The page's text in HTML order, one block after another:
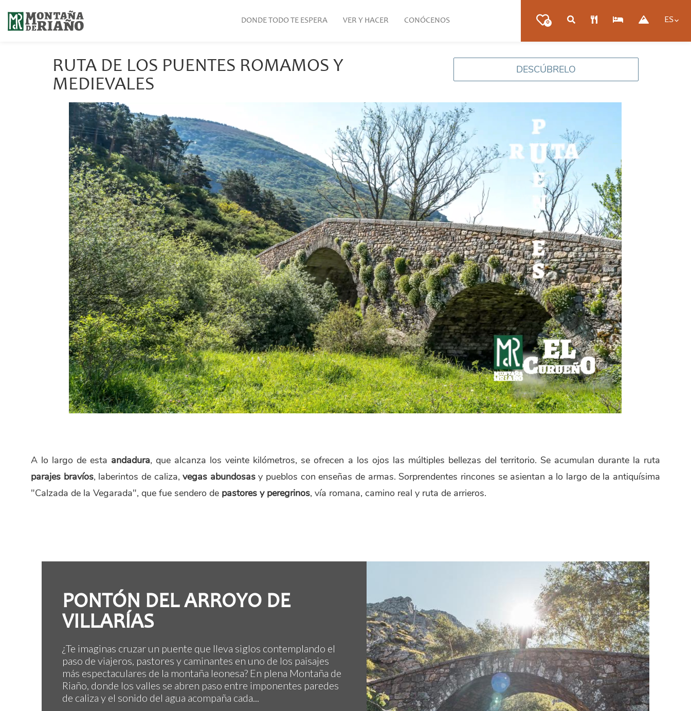
0 ES
DONDE TODO TE ESPERA VER Y HACER CONÓCENOS
RUTA DE LOS PUENTES ROMAMOS Y
MEDIEVALES
DESCÚBRELO
A lo largo de esta andadura, que alcanza los veinte kilómetros, se ofrecen a los ojos las múltiples bellezas del territorio. Se acumulan durante la ruta
parajes bravíos, laberintos de caliza,vegas abundosasy pueblos con enseñas de armas. Sorprendentes rincones se asientan a lo largo de la antiquísima
"Calzada de la Vegarada", que fue sendero de pastores y peregrinos, vía romana, camino real y ruta de arrieros.
PONTÓN DEL ARROYO DE
VILLARÍAS
¿Te imaginas cruzar un puente que lleva siglos contemplando el
paso de viajeros, pastores y caminantes en uno de los paisajes
más espectaculares de la montaña leonesa? En plena Montaña de
Riaño, donde los valles se abren paso entre imponentes paredes
de caliza y el sonido del agua acompaña cada...